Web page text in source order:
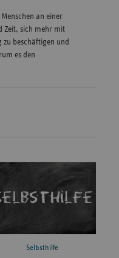
an einer
Zeit, sich mehr mit
beschäftigen und
es den
Selbsthilfe